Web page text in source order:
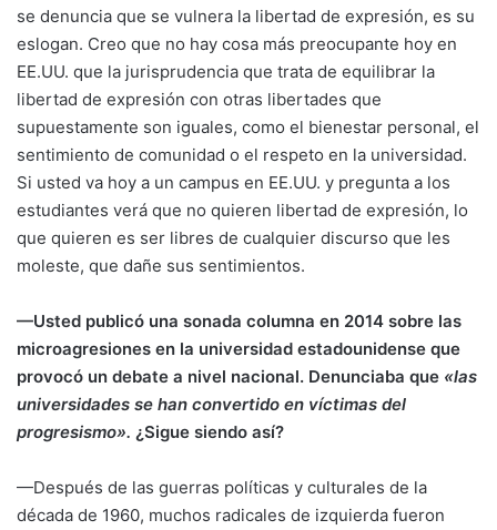
se denuncia que se vulnera la libertad de expresión, es su
eslogan. Creo que no hay cosa más preocupante hoy en
EE.UU. que la jurisprudencia que trata de equilibrar la
libertad de expresión con otras libertades que
supuestamente son iguales, como el bienestar personal, el
sentimiento de comunidad o el respeto en la universidad.
Si usted va hoy a un campus en EE.UU. y pregunta a los
estudiantes verá que no quieren libertad de expresión, lo
que quieren es ser libres de cualquier discurso que les
moleste, que dañe sus sentimientos.
—Usted publicó una sonada columna en 2014 sobre las
microagresiones en la universidad estadounidense que
provocó un debate a nivel nacional. Denunciaba que «las
universidades se han convertido en víctimas del
progresismo». ¿Sigue siendo así?
—Después de las guerras políticas y culturales de la
década de 1960, muchos radicales de izquierda fueron